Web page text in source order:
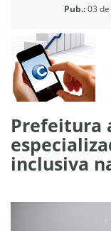
Pub.:03
Prefeitura
inclusiva